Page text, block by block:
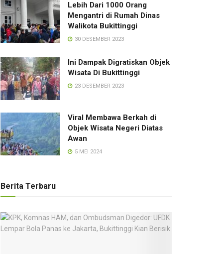
Lebih Dari 1000 Orang
Mengantri di Rumah Dinas
Walikota Bukittinggi
30 DESEMBER 2023
Ini Dampak Digratiskan Objek
Wisata Di Bukittinggi
23 DESEMBER 2023
Viral Membawa Berkah di
Objek Wisata Negeri Diatas
Awan
5 MEI 2024
Berita Terbaru